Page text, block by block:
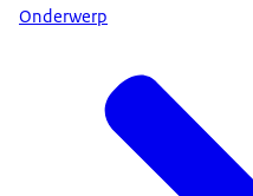
Onderwerp